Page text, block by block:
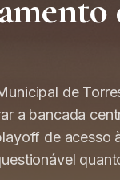
de
a bancada
de acesso